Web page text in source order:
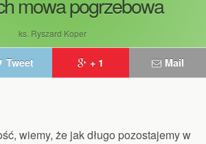
ks. Ryszard Koper
Tweet + 1 Mail
wiemy, że jak długo pozostajemy w